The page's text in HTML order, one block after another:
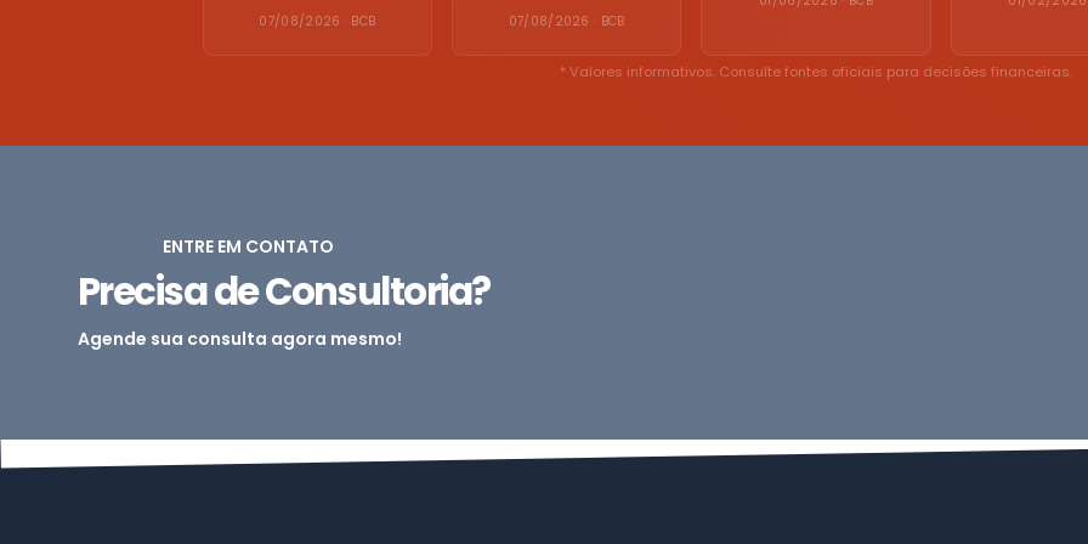
07/08/2026 · BCB 07/08/2026 · BCB
* Valores informativos. Consulte fontes oficiais para decisões financeiras.
ENTRE EM CONTATO
Precisa de Consultoria?
Agende sua consulta agora mesmo!